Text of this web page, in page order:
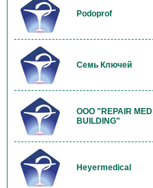
Podoprof
Семь Ключей
OOO "REPAIR MED
BUILDING"
Heyermedical